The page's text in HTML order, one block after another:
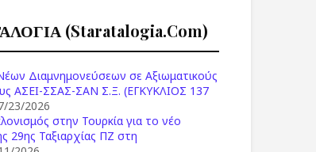
(staratalogia.com)
Διαμνημονεύσεων σε Αξιωματικούς
ΑΣΕΙ-ΣΣΑΣ-ΣΑΝ Σ.Ξ. (ΕΓΚΥΚΛΙΟΣ 137
23/2026
στην Τουρκία για το νέο
29ης Ταξιαρχίας ΠΖ στη